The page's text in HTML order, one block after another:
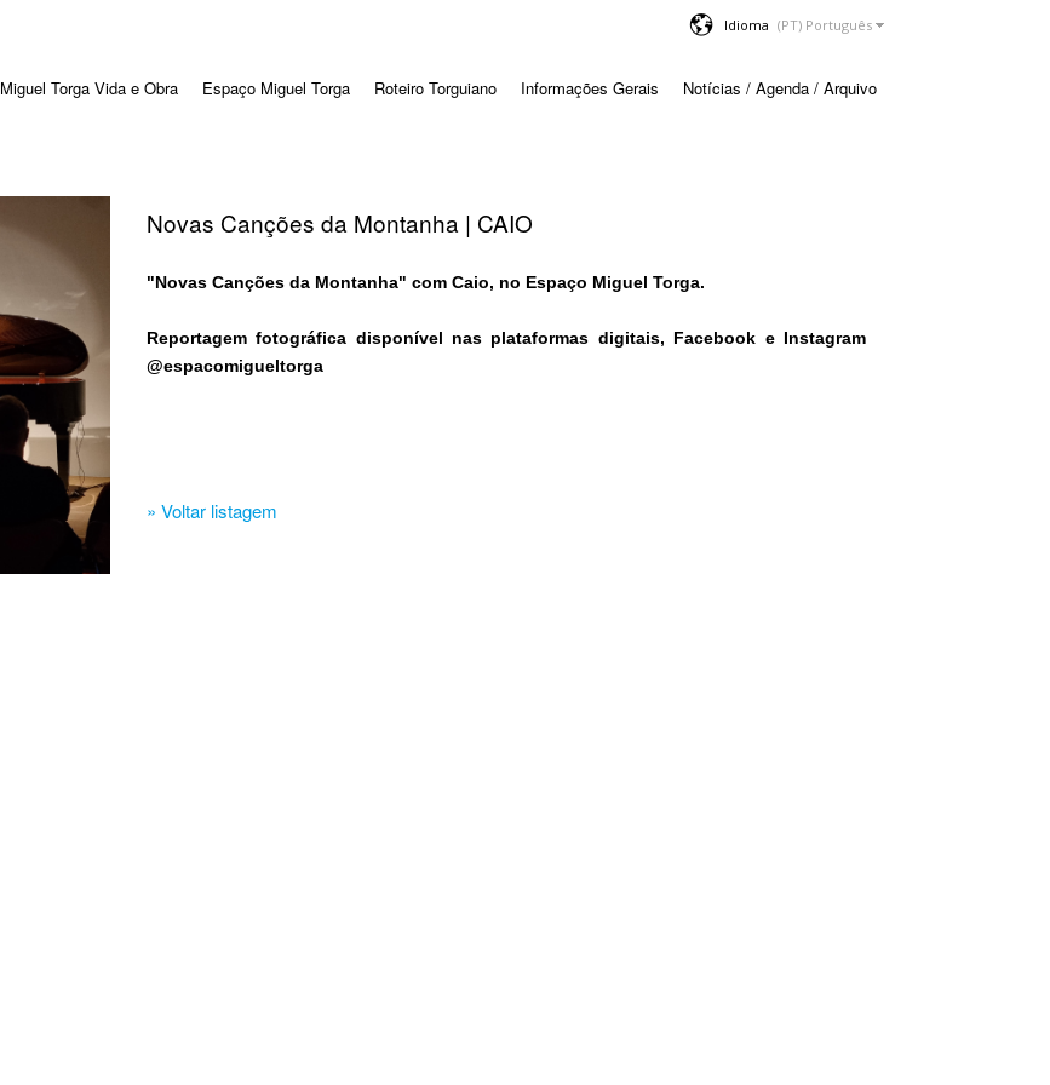
Idioma
Miguel Torga Vida e Obra Espaço Miguel Torga Roteiro Torguiano Informações Gerais Notícias / Agenda / Arquivo
Novas Canções da Montanha | CAIO
"Novas Canções da Montanha" com Caio, no Espaço Miguel Torga.
Reportagem fotográfica disponível nas plataformas digitais, Facebook e Instagram
@espacomigueltorga
» Voltar listagem